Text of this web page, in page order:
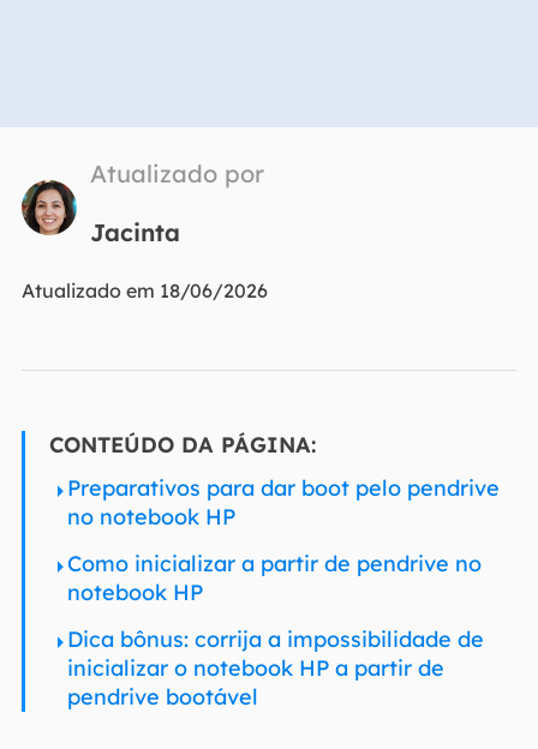
Atualizado por
Jacinta
Atualizado em 18/06/2026
CONTEÚDO DA PÁGINA:
Preparativos para dar boot pelo pendrive
no notebook HP
Como inicializar a partir de pendrive no
notebook HP
Dica bônus: corrija a impossibilidade de
inicializar o notebook HP a partir de
pendrive bootável